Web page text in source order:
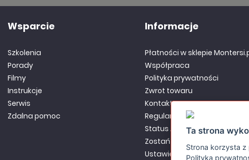
Wsparcie
Szkolenia
Porady
Filmy
Instrukcje
Serwis
Zdalna pomoc
Informacje
Płatności w sklepie
Współpraca
Polityka prywatności
Zwrot towaru
Kontakt
Regulamin
Status Aktywnego Partnera
Zostań Partnerem
Ustawienia Cookies
Ta strona
Strona korzysta z
Polityką